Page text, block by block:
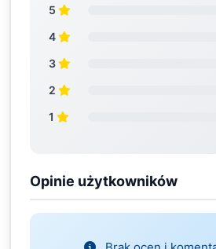
5
4
3
2
1
Opinie użytkowników